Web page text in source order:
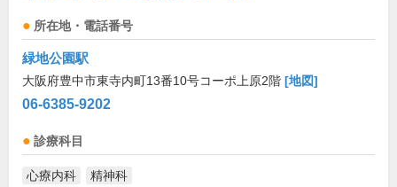
所在地・電話番号
緑地公園駅
大阪府豊中市東寺内町13番10号コーポ上原2階 [地図]
06-6385-9202
診療科目
心療内科 精神科